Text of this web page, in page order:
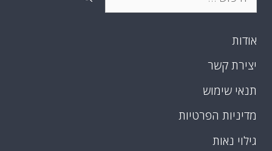
אודות
יצירת קשר
תנאי שימוש
מדיניות הפרטיות
גילוי נאות